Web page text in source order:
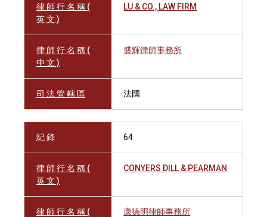
律 師 行 名 稱 (
英 文 )
LU & CO., LAW FIRM
律 師 行 名 稱 (
中 文 )
盛輝律師事務所
司 法 管 轄 區 法國
紀 錄 64
律 師 行 名 稱 (
英 文 )
CONYERS DILL & PEARMAN
律 師 行 名 稱 (
康德明律師事務所